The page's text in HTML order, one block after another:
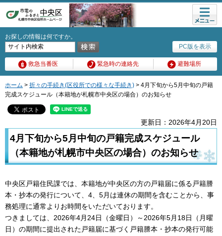
PC版を表示
お探しの情報は何ですか。
救急当番医 緊急時の連絡先 避難場所
メニュ
ー
ホーム > 折々の手続き(区役所での様々な手続き) > 4月下旬から5月中旬の戸籍
完成スケジュール（本籍地が札幌市中央区の場合）のお知らせ
更新日：2026年4月20日
4月下旬から5月中旬の戸籍完成スケジュール
（本籍地が札幌市中央区の場合）のお知らせ
中央区戸籍住民課では、本籍地が中央区の方の戸籍届に係る戸籍謄
本・抄本の発行について、4、5月は連休の期間を含むことから、事
務処理に通常よりお時間をいただいております。
つきましては、2026年4月24日（金曜日）～2026年5月18日（月曜
日）の期間に提出された戸籍届に基づく戸籍謄本・抄本の発行可能